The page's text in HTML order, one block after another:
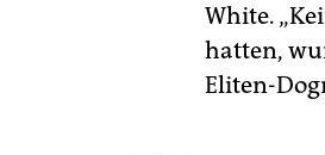
White.
hatten,
Eliten-